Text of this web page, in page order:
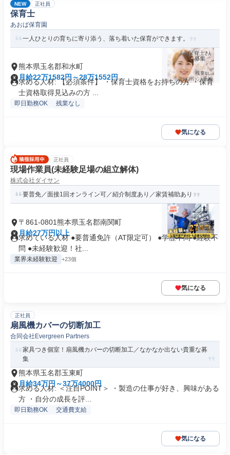
NEW 正社員
保育士
あおば保育園
一人ひとりの育ちに寄り添う、落ち着いた保育ができます。
熊本県玉名郡和水町
月給22万1582円～28万1552円
求める人材: 【必須条件】 ・保育士資格をお持ちの方 ・保育
士資格取得見込みの方 ...
即日勤務OK 残業なし
気になる
正社員
現場作業員(未経験足場の組立解体)
株式会社ダイサン
要普免／面接1回オンライン可／紹介制度あり／家賃補助あり
〒861-0801熊本県玉名郡南関町
月給27万円以上
求めている人材 ●要普通免許（AT限定可） ●学歴不問 ●経験不
問 ●未経験歓迎！社...
業界未経験歓迎 +23個
気になる
正社員
扇風機カバーの切断加工
合同会社Evergreen Partners
家具つき個室！扇風機カバーの切断加工／なかなか出ない貴重な募
集
熊本県玉名郡玉東町
月給34万円～37万4000円
求める人材: ＜注目POINT＞ ・製造の仕事が好き、興味がある
方 ・自分の成長を評...
即日勤務OK 交通費支給
気になる